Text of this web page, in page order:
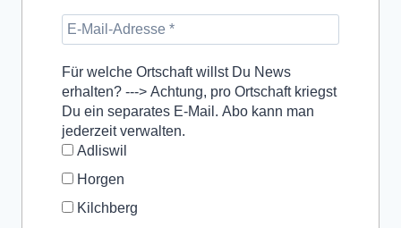
Für welche Ortschaft willst Du News
erhalten? ---> Achtung, pro Ortschaft kriegst
Du ein separates E-Mail. Abo kann man
jederzeit verwalten.
Adliswil
Horgen
Kilchberg